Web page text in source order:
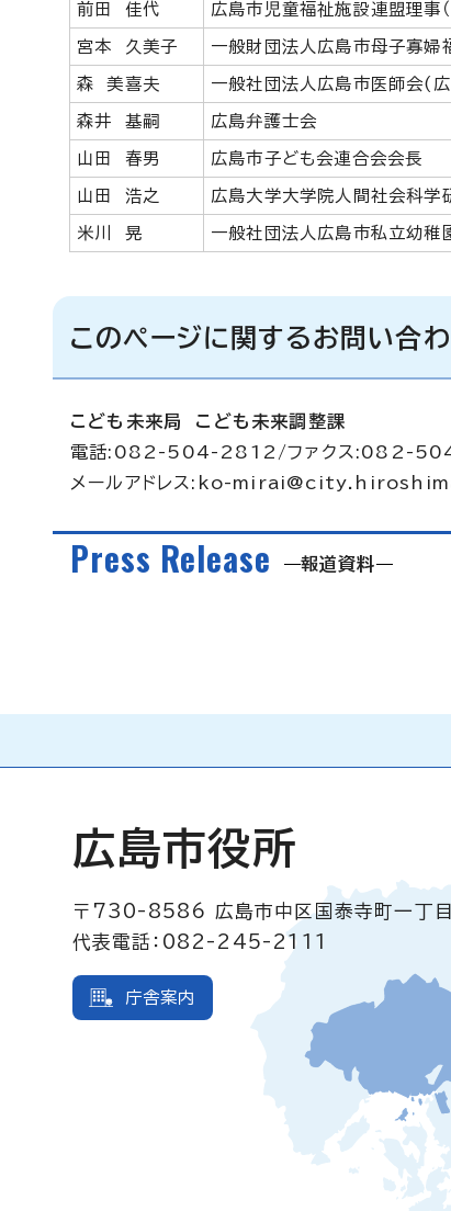
前田 佳代 広島市児童福祉施設連盟理事
宮本 久美子 一般財団法人広島市母子寡婦
森 美喜夫 一般社団法人広島市医師会(
森井 基嗣 広島弁護士会
山田 春男 広島市子ども会連合会会長
山田 浩之 広島大学大学院人間社会科学
米川 晃 一般社団法人広島市私立幼稚
このページに関するお問い合
こども未来局 こども未来調整課
電話:082-504-2812/ファクス:082-
メールアドレス: ko-
Press Release 報道資料
広島市役所
〒730-8586
広島市中区国泰寺町一丁
代表電話：082-245-2111
庁舎案内